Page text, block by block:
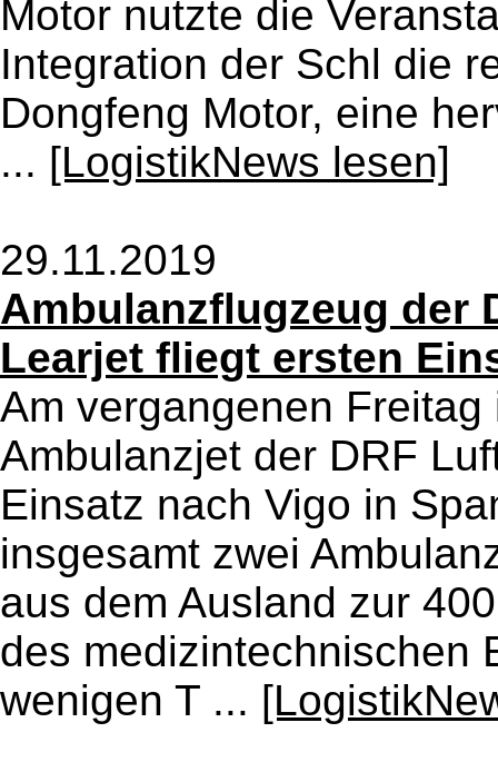
Motor nutzte die
Integration der Schl die
Dongfeng Motor, eine
... [LogistikNews lesen]
29.11.2019
Ambulanzflugzeug der
Learjet fliegt ersten
Am vergangenen
Ambulanzjet der DRF
Einsatz nach Vigo in
insgesamt zwei
aus dem Ausland zur
des medizintechnischen
wenigen T ...